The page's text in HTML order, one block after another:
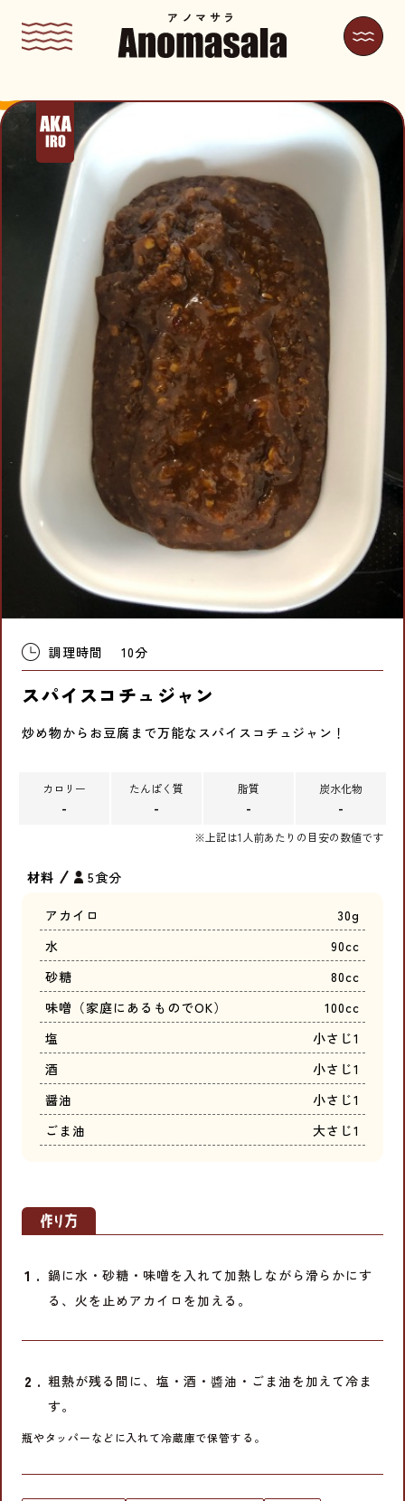
アノマサラ
調理時間 10分
スパイスコチュジャン
炒め物からお豆腐まで万能なスパイスコチュジャン！
カロリー
-
たんぱく質
-
脂質
-
炭水化物
-
※上記は1人前あたりの目安の数値です
材料 5食分
アカイロ
30g
水
90cc
砂糖
80cc
味噌（家庭にあるものでOK）
100cc
塩
小さじ1
酒
小さじ1
醤油
小さじ1
ごま油
大さじ1
鍋に水・砂糖・味噌を入れて加熱しながら滑らかにす
る、火を止めアカイロを加える。
粗熱が残る間に、塩・酒・醬油・ごま油を加えて冷ま
す。
瓶やタッパーなどに入れて冷蔵庫で保管する。